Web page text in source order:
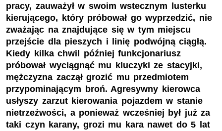
pracy, zauważył w swoim wstecznym lusterku
kierującego, który próbował go wyprzedzić, nie
zważając na znajdujące się w tym miejscu
przejście dla pieszych i linię podwójną ciągłą.
Kiedy kilka chwil później funkcjonariusz
próbował wyciągnąć mu kluczyki ze stacyjki,
mężczyzna zaczął grozić mu przedmiotem
przypominającym broń. Agresywny kierowca
usłyszy zarzut kierowania pojazdem w stanie
nietrzeźwości, a ponieważ wcześniej był już za
taki czyn karany, grozi mu kara nawet do 5 lat